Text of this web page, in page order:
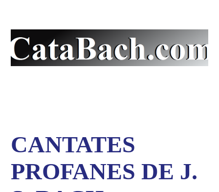
CANTATES
PROFANES DE J.